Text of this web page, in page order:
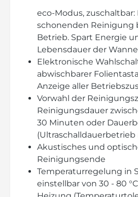
eco-Modus,
schonenden Reinigung
Betrieb. Spart Energie
Lebensdauer der
Elektronische
abwischbarer
Anzeige aller
Vorwahl der
Reinigungsdauer
30 Minuten oder
(Ultraschalldauerbetrieb
Akustisches und
Reinigungsende
Temperaturregelung in
einstellbar von 30 - 80